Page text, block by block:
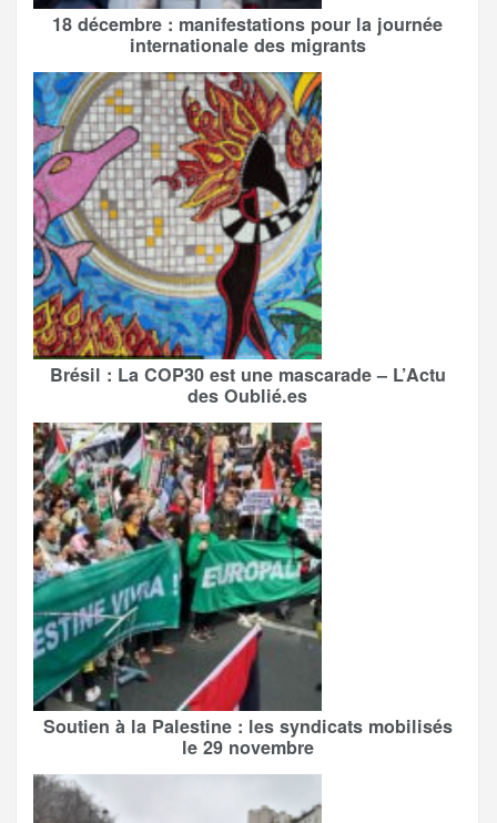
18 décembre : manifestations pour la journée
internationale des migrants
Brésil : La COP30 est une mascarade – L’Actu
des Oublié.es
Soutien à la Palestine : les syndicats mobilisés
le 29 novembre